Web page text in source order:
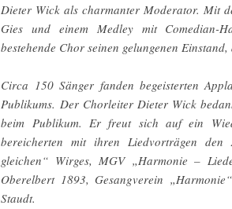
Dieter Wick als charmanter Moderator. Mit
Gies und einem Medley mit Comedian-
bestehende Chor seinen gelungenen
Circa 150 Sänger fanden begeisterten
Publikums. Der Chorleiter Dieter Wick
beim Publikum. Er freut sich auf ein
bereicherten mit ihren Liedvorträgen
gleichen“ Wirges,MGV„Harmonie –
Oberelbert 1893, Gesangverein
Staudt.